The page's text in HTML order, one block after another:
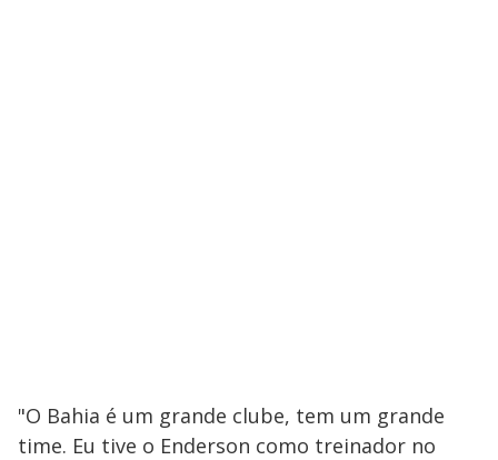
"O Bahia é um grande clube, tem um grande
time. Eu tive o Enderson como treinador no